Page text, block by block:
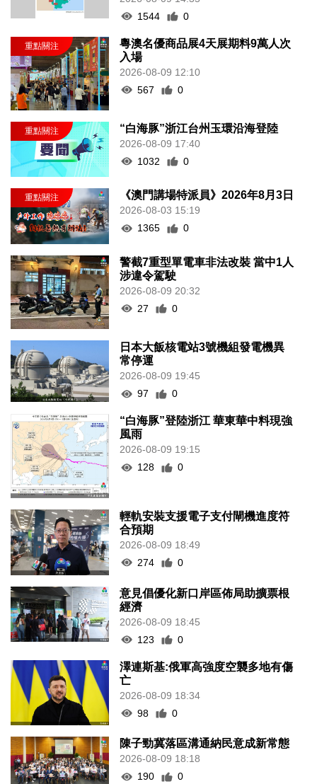
1544
0
粵澳名優商品展4天展期料9萬人次
入場
2026-08-09 12:10
567
0
“白海豚”浙江台州玉環沿海登陸
2026-08-09 17:40
1032
0
《澳門講場特派員》2026年8月3日
2026-08-03 15:19
1365
0
警截7重型單電車非法改裝 當中1人
涉違令駕駛
2026-08-09 20:32
27
0
日本大飯核電站3號機組發電機異
常停運
2026-08-09 19:45
97
0
“白海豚”登陸浙江 華東華中料現強
風雨
2026-08-09 19:15
128
0
輕軌安裝支援電子支付閘機進度符
合預期
2026-08-09 18:49
274
0
意見倡優化新口岸區佈局助擴票根
經濟
2026-08-09 18:45
123
0
澤連斯基:俄軍高強度空襲多地有傷
亡
2026-08-09 18:34
98
0
陳子勁冀落區溝通納民意成新常態
2026-08-09 18:18
190
0